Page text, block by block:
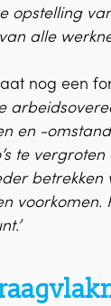
opstelling
alle
nog een
en -
te
voorkomen.